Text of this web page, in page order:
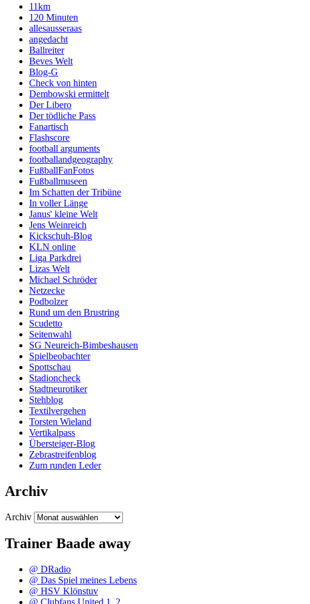
11km
120 Minuten
allesausseraas
angedacht
Ballreiter
Beves Welt
Blog-G
Check von hinten
Dembowski ermittelt
Der Libero
Der tödliche Pass
Fanartisch
Flashscore
football arguments
footballandgeography
FußballFanFotos
Fußballmuseen
Im Schatten der Tribüne
In voller Länge
Janus' kleine Welt
Jens Weinreich
Kickschuh-Blog
KLN online
Liga Parkdrei
Lizas Welt
Michael Schröder
Netzecke
Podbolzer
Rund um den Brustring
Scudetto
Seitenwahl
SG Neureich-Bimbeshausen
Spielbeobachter
Spottschau
Stadioncheck
Stadtneurotiker
Stehblog
Textilvergehen
Torsten Wieland
Vertikalpass
Übersteiger-Blog
Zebrastreifenblog
Zum runden Leder
Archiv
Archiv
Trainer Baade away
@ DRadio
@ Das Spiel meines Lebens
@ HSV Klönstuv
@ Clubfans United 1 , 2